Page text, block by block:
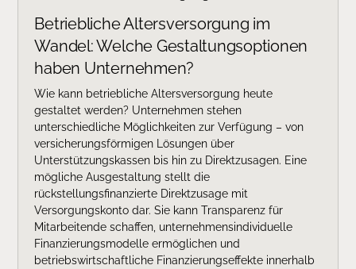
Betriebliche Altersversorgung im
Wandel: Welche Gestaltungsoptionen
haben Unternehmen?
Wie kann betriebliche Altersversorgung heute
gestaltet werden? Unternehmen stehen
unterschiedliche Möglichkeiten zur Verfügung – von
versicherungsförmigen Lösungen über
Unterstützungskassen bis hin zu Direktzusagen. Eine
mögliche Ausgestaltung stellt die
rückstellungsfinanzierte Direktzusage mit
Versorgungskonto dar. Sie kann Transparenz für
Mitarbeitende schaffen, unternehmensindividuelle
Finanzierungsmodelle ermöglichen und
betriebswirtschaftliche Finanzierungseffekte innerhalb